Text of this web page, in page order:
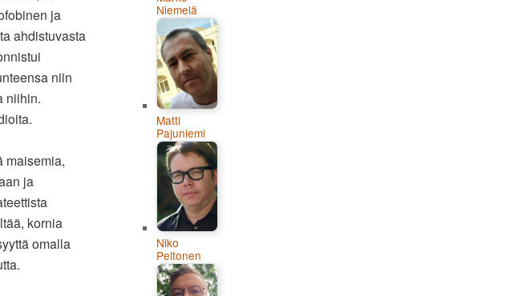
ja
ahdistuvasta
niin
niihin.
maisemia,
ja
kornia
omalla
Niemelä
Matti
Pajuniemi
Niko
Peltonen